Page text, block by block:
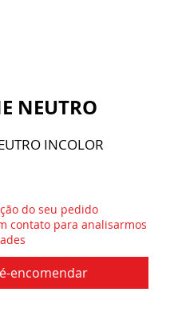
NEUTRO
INCOLOR
do seu pedido
contato para analisarmos
encomendar